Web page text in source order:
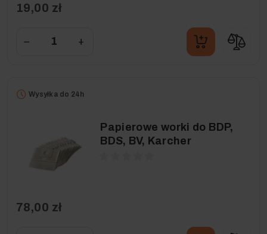
19,00 zł
− +
Wysyłka do 24h
Papierowe worki do BDP,
BDS, BV, Karcher
78,00 zł